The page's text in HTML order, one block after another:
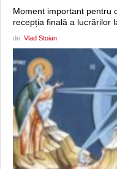
Moment important pentru
recepția finală a lucrărilor
de: Vlad Stoian